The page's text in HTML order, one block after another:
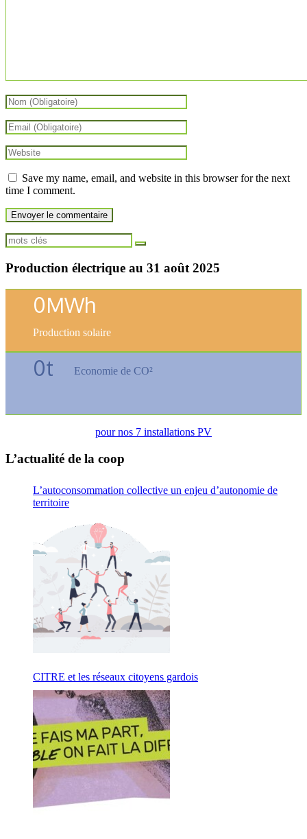
Save my name, email, and website in this browser for the next
time I comment.
Production électrique au 31 août 2025
0MWh
Production solaire
0t Economie de CO²
pour nos 7 installations PV
L’actualité de la coop
L’autoconsommation collective un enjeu d’autonomie de
territoire
CITRE et les réseaux citoyens gardois